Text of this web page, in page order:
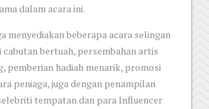
dalam acara ini.
menyediakan beberapa acara selingan
bertuah, persembahan artis
pemberian hadiah menarik, promosi
peniaga, juga dengan penampilan
tempatan dan para Influencer